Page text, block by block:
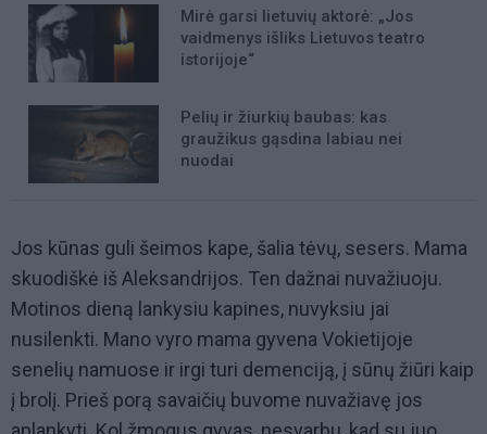
Mirė garsi lietuvių aktorė: „Jos
vaidmenys išliks Lietuvos teatro
istorijoje“
Pelių ir žiurkių baubas: kas
graužikus gąsdina labiau nei
nuodai
Jos kūnas guli šeimos kape, šalia tėvų, sesers. Mama
skuodiškė iš Aleksandrijos. Ten dažnai nuvažiuoju.
Motinos dieną lankysiu kapines, nuvyksiu jai
nusilenkti. Mano vyro mama gyvena Vokietijoje
senelių namuose ir irgi turi demenciją, į sūnų žiūri kaip
į brolį. Prieš porą savaičių buvome nuvažiavę jos